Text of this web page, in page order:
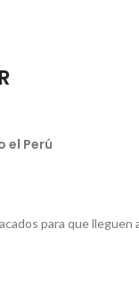
el Perú
para que lleguen